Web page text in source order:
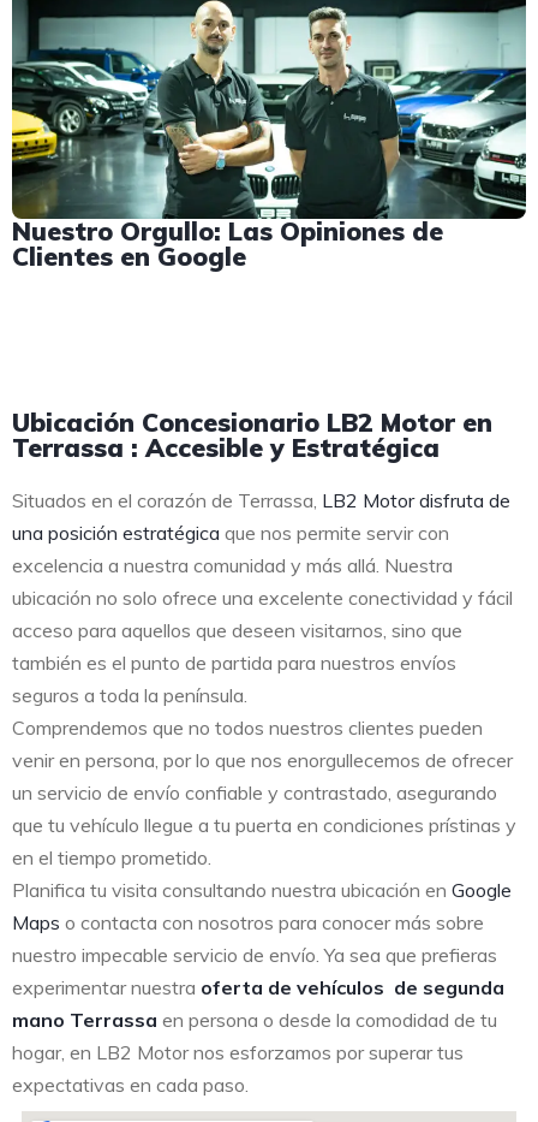
Nuestro Orgullo: Las Opiniones de
Clientes en Google
Ubicación Concesionario LB2 Motor en
Terrassa : Accesible y Estratégica
Situados en el corazón de Terrassa, LB2 Motor disfruta de
una posición estratégica que nos permite servir con
excelencia a nuestra comunidad y más allá. Nuestra
ubicación no solo ofrece una excelente conectividad y fácil
acceso para aquellos que deseen visitarnos, sino que
también es el punto de partida para nuestros envíos
seguros a toda la península.
Comprendemos que no todos nuestros clientes pueden
venir en persona, por lo que nos enorgullecemos de ofrecer
un servicio de envío confiable y contrastado, asegurando
que tu vehículo llegue a tu puerta en condiciones prístinas y
en el tiempo prometido.
Planifica tu visita consultando nuestra ubicación en Google
Maps o contacta con nosotros para conocer más sobre
nuestro impecable servicio de envío. Ya sea que prefieras
experimentar nuestra oferta de vehículos de segunda
mano Terrassa en persona o desde la comodidad de tu
hogar, en LB2 Motor nos esforzamos por superar tus
expectativas en cada paso.